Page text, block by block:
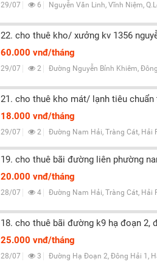
29/07 6 Nguyễn Văn Linh, Vĩnh Niệm,
22. cho thuê kho/ xưởng kv 1356
60.000 vnđ/tháng
29/07 2 Đường Nguyễn Bỉnh Khiêm,
21. cho thuê kho mát/ lạnh tiêu
18.000 vnđ/tháng
29/07 2 Đường Nam Hải, Tràng Cát, Hải
19. cho thuê bãi đường liên phường
20.000 vnđ/tháng
28/07 4 Đường Nam Hải, Tràng Cát, Hải
18. cho thuê bãi đường k9 hạ đoạn 2,
25.000 vnđ/tháng
28/07 3 Đường Hạ Đoạn 2, Đông Hải 1,